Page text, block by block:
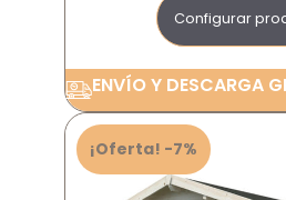
Configurar
ENVÍO Y DESCARGA
¡Oferta! -7%